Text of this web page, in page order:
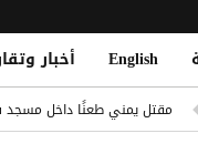
English أخبار
مقتل يمني طعنًا داخل مسجد